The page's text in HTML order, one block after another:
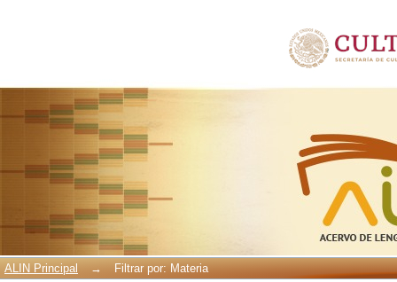
ALIN Principal →
Filtrar por: Materia